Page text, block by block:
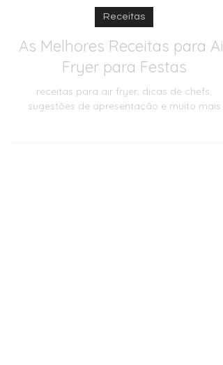
28 de dez. de 2024
Receitas